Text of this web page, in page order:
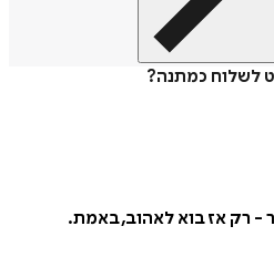
לשלוח כמתנה?
- רק אז בוא לאהוב, באמת.